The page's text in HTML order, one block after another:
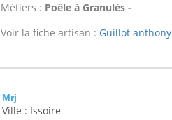
Métiers : Poêle à Granulés -
Voir la fiche artisan : Guillot anthony
Mrj
Ville : Issoire